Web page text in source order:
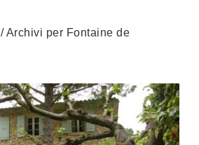
/Archivi per Fontaine de